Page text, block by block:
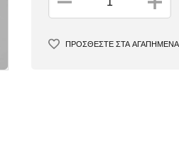
ΠΡΟΣΘΕΣΤΕ ΣΤΑ ΑΓΑΠΗΜΕΝΑ